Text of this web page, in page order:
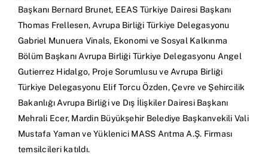
Başkanı Bernard Brunet, EEAS Türkiye Dairesi Başkanı
Thomas Frellesen, Avrupa Birliği Türkiye Delegasyonu
Gabriel Munuera Vinals, Ekonomi ve Sosyal Kalkınma
Bölüm Başkanı Avrupa Birliği Türkiye Delegasyonu Angel
Gutierrez Hidalgo, Proje Sorumlusu ve Avrupa Birliği
Türkiye Delegasyonu Elif Torcu Özden, Çevre ve Şehircilik
Bakanlığı Avrupa Birliği ve Dış İlişkiler Dairesi Başkanı
Mehrali Ecer, Mardin Büyükşehir Belediye Başkanvekili Vali
Mustafa Yaman ve Yüklenici MASS Arıtma A.Ş. Firması
temsilcileri katıldı.